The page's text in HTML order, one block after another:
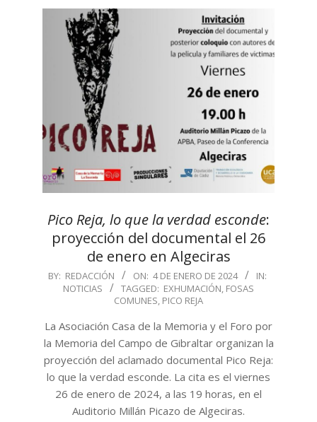
Pico Reja, lo que la verdad esconde:
proyección del documental el 26
de enero en Algeciras
2024-
BY: REDACCIÓN ON: 4 DE ENERO DE 2024
IN:
NOTICIAS
TAGGED: EXHUMACIÓN, FOSAS
COMUNES, PICO REJA
La Asociación Casa de la Memoria y el Foro por
la Memoria del Campo de Gibraltar organizan la
proyección del aclamado documental Pico Reja:
lo que la verdad esconde. La cita es el viernes
26 de enero de 2024, a las 19 horas, en el
Auditorio Millán Picazo de Algeciras.